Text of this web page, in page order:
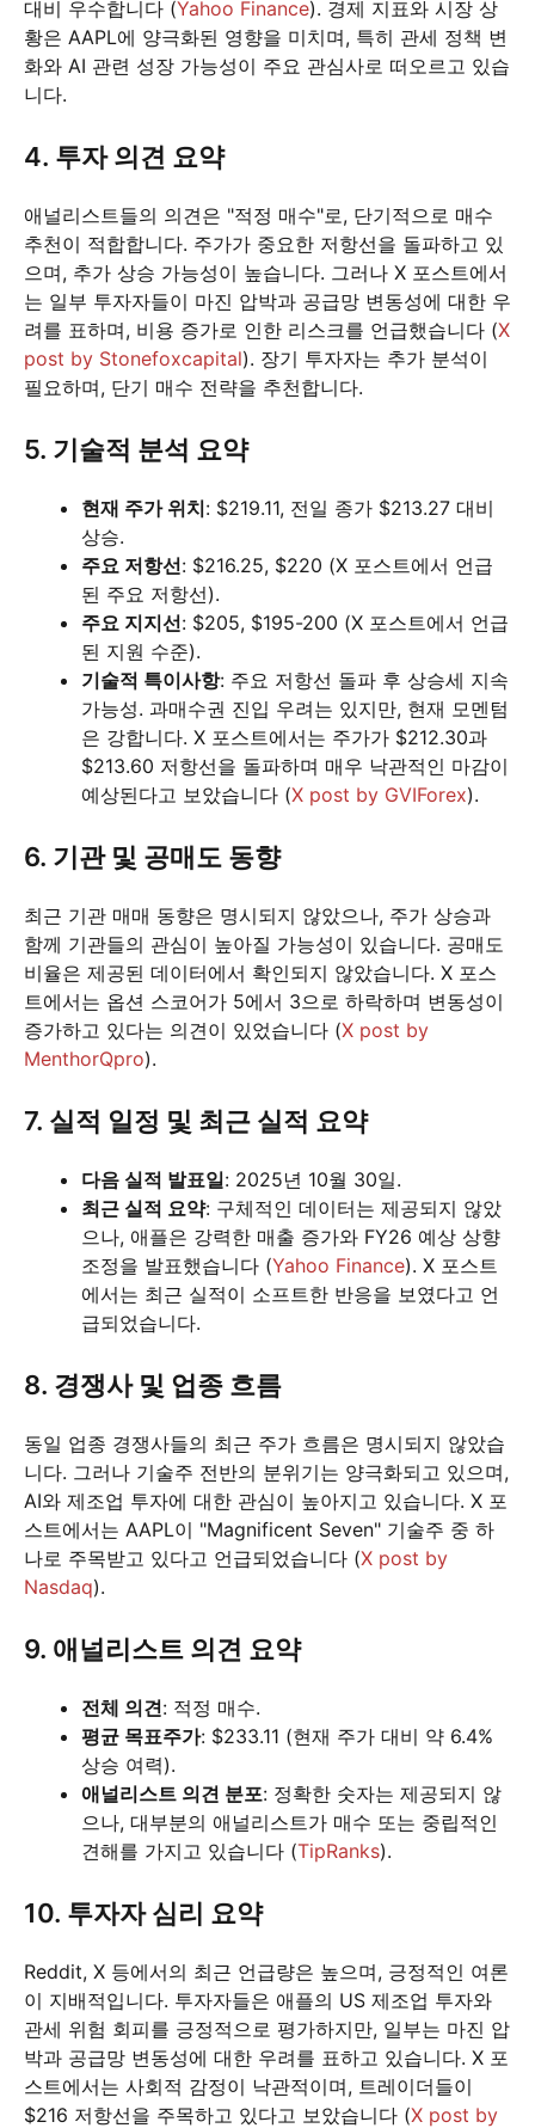
대비 우수합니다 (Yahoo Finance). 경제 지표와 시장 상
황은 AAPL에 양극화된 영향을 미치며, 특히 관세 정책 변
화와 AI 관련 성장 가능성이 주요 관심사로 떠오르고 있습
니다.
4. 투자 의견 요약
애널리스트들의 의견은 "적정 매수"로, 단기적으로 매수
추천이 적합합니다. 주가가 중요한 저항선을 돌파하고 있
으며, 추가 상승 가능성이 높습니다. 그러나 X 포스트에서
는 일부 투자자들이 마진 압박과 공급망 변동성에 대한 우
려를 표하며, 비용 증가로 인한 리스크를 언급했습니다 (X
post by Stonefoxcapital). 장기 투자자는 추가 분석이
필요하며, 단기 매수 전략을 추천합니다.
5. 기술적 분석 요약
현재 주가 위치: $219.11, 전일 종가 $213.27 대비
상승.
주요 저항선: $216.25, $220 (X 포스트에서 언급
된 주요 저항선).
주요 지지선: $205, $195-200 (X 포스트에서 언급
된 지원 수준).
기술적 특이사항: 주요 저항선 돌파 후 상승세 지속
가능성. 과매수권 진입 우려는 있지만, 현재 모멘텀
은 강합니다. X 포스트에서는 주가가 $212.30과
$213.60 저항선을 돌파하며 매우 낙관적인 마감이
예상된다고 보았습니다 (X post by GVIForex).
6. 기관 및 공매도 동향
최근 기관 매매 동향은 명시되지 않았으나, 주가 상승과
함께 기관들의 관심이 높아질 가능성이 있습니다. 공매도
비율은 제공된 데이터에서 확인되지 않았습니다. X 포스
트에서는 옵션 스코어가 5에서 3으로 하락하며 변동성이
증가하고 있다는 의견이 있었습니다 (X post by
MenthorQpro).
7. 실적 일정 및 최근 실적 요약
다음 실적 발표일: 2025년 10월 30일.
최근 실적 요약: 구체적인 데이터는 제공되지 않았
으나, 애플은 강력한 매출 증가와 FY26 예상 상향
조정을 발표했습니다 (Yahoo Finance). X 포스트
에서는 최근 실적이 소프트한 반응을 보였다고 언
급되었습니다.
8. 경쟁사 및 업종 흐름
동일 업종 경쟁사들의 최근 주가 흐름은 명시되지 않았습
니다. 그러나 기술주 전반의 분위기는 양극화되고 있으며,
AI와 제조업 투자에 대한 관심이 높아지고 있습니다. X 포
스트에서는 AAPL이 "Magnificent Seven" 기술주 중 하
나로 주목받고 있다고 언급되었습니다 (X post by
Nasdaq).
9. 애널리스트 의견 요약
전체 의견: 적정 매수.
평균 목표주가: $233.11 (현재 주가 대비 약 6.4%
상승 여력).
애널리스트 의견 분포: 정확한 숫자는 제공되지 않
으나, 대부분의 애널리스트가 매수 또는 중립적인
견해를 가지고 있습니다 (TipRanks).
10. 투자자 심리 요약
Reddit, X 등에서의 최근 언급량은 높으며, 긍정적인 여론
이 지배적입니다. 투자자들은 애플의 US 제조업 투자와
관세 위험 회피를 긍정적으로 평가하지만, 일부는 마진 압
박과 공급망 변동성에 대한 우려를 표하고 있습니다. X 포
스트에서는 사회적 감정이 낙관적이며, 트레이더들이
$216 저항선을 주목하고 있다고 보았습니다 (X post by